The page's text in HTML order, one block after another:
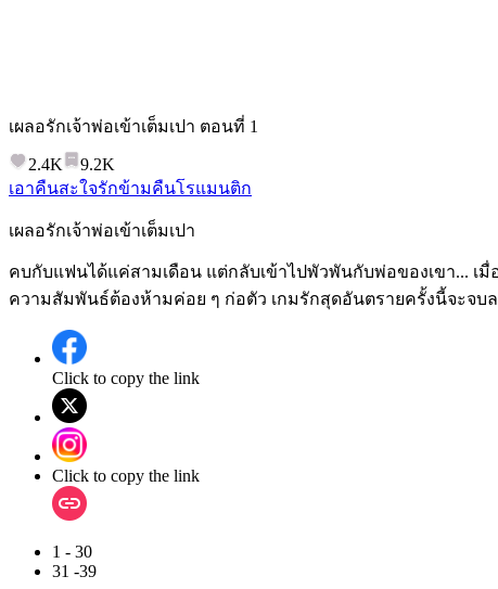
เผลอรักเจ้าพ่อเข้าเต็มเปา ตอนที่ 1
2.4K
9.2K
เอาคืนสะใจรักข้ามคืนโรแมนติก
เผลอรักเจ้าพ่อเข้าเต็มเปา
คบกับแฟนได้แค่สามเดือน แต่กลับเข้าไปพัวพันกับพ่อของเขา... เ
ความสัมพันธ์ต้องห้ามค่อย ๆ ก่อตัว เกมรักสุดอันตรายครั้งนี้จะจบล
Click to copy the link
Click to copy the link
1 - 30
31 -39